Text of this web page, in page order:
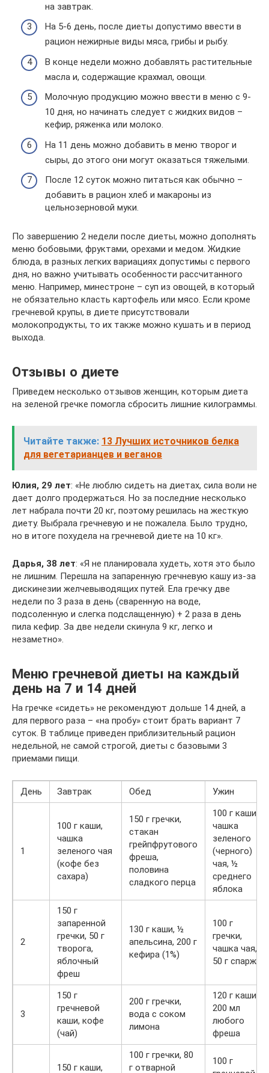
на завтрак.
На 5-6 день, после диеты допустимо ввести в
рацион нежирные виды мяса, грибы и рыбу.
В конце недели можно добавлять растительные
масла и, содержащие крахмал, овощи.
Молочную продукцию можно ввести в меню с 9-
10 дня, но начинать следует с жидких видов –
кефир, ряженка или молоко.
На 11 день можно добавить в меню творог и
сыры, до этого они могут оказаться тяжелыми.
После 12 суток можно питаться как обычно –
добавить в рацион хлеб и макароны из
цельнозерновой муки.
По завершению 2 недели после диеты, можно дополнять
меню бобовыми, фруктами, орехами и медом. Жидкие
блюда, в разных легких вариациях допустимы с первого
дня, но важно учитывать особенности рассчитанного
меню. Например, минестроне – суп из овощей, в который
не обязательно класть картофель или мясо. Если кроме
гречневой крупы, в диете присутствовали
молокопродукты, то их также можно кушать и в период
выхода.
Отзывы о диете
Приведем несколько отзывов женщин, которым диета
на зеленой гречке помогла сбросить лишние килограммы.
Читайте также: 13 Лучших источников белка
для вегетарианцев и веганов
Юлия, 29 лет: «Не люблю сидеть на диетах, сила воли не
дает долго продержаться. Но за последние несколько
лет набрала почти 20 кг, поэтому решилась на жесткую
диету. Выбрала гречневую и не пожалела. Было трудно,
но в итоге похудела на гречневой диете на 10 кг».
Дарья, 38 лет: «Я не планировала худеть, хотя это было
не лишним. Перешла на запаренную гречневую кашу из-за
дискинезии желчевыводящих путей. Ела гречку две
недели по 3 раза в день (сваренную на воде,
подсоленную и слегка подслащенную) + 2 раза в день
пила кефир. За две недели скинула 9 кг, легко и
незаметно».
Меню гречневой диеты на каждый
день на 7 и 14 дней
На гречке «сидеть» не рекомендуют дольше 14 дней, а
для первого раза – «на пробу» стоит брать вариант 7
суток. В таблице приведен приблизительный рацион
недельной, не самой строгой, диеты с базовыми 3
приемами пищи.
День Завтрак Обед Ужин
1
100 г каши,
чашка
зеленого чая
(кофе без
сахара)
150 г гречки,
стакан
грейпфрутового
фреша,
половина
сладкого перца
100 г каши,
чашка
зеленого
(черного)
чая, ½
среднего
яблока
2
150 г
запаренной
гречки, 50 г
творога,
яблочный
фреш
130 г каши, ½
апельсина, 200 г
кефира (1%)
100 г
гречки,
чашка чая,
50 г спаржи
3
150 г
гречневой
каши, кофе
(чай)
200 г гречки,
вода с соком
лимона
120 г каши,
200 мл
любого
фреша
150 г каши,
100 г гречки, 80
г отварной
100 г